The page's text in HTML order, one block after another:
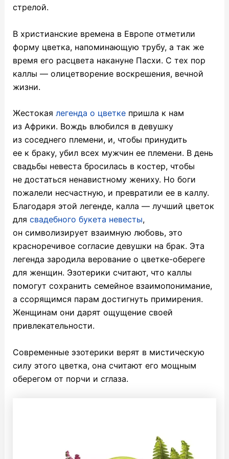
стрелой.
В христианские времена в Европе отметили
форму цветка, напоминающую трубу, а так же
время его расцвета накануне Пасхи. С тех пор
каллы — олицетворение воскрешения, вечной
жизни.
Жестокая легенда о цветкепришла к нам
из Африки. Вождь влюбился в девушку
из соседнего племени, и, чтобы принудить
ее к браку, убил всех мужчин ее племени. В день
свадьбы невеста бросилась в костер, чтобы
не достаться ненавистному жениху. Но боги
пожалели несчастную, и превратили ее в каллу.
Благодаря этой легенде, калла — лучший цветок
для свадебного букета невесты,
он символизирует взаимную любовь, это
красноречивое согласие девушки на брак. Эта
легенда зародила верование о цветке-обереге
для женщин. Эзотерики считают, что каллы
помогут сохранить семейное взаимопонимание,
а ссорящимся парам достигнуть примирения.
Женщинам они дарят ощущение своей
привлекательности.
Современные эзотерики верят в мистическую
силу этого цветка, она считают его мощным
оберегом от порчи и сглаза.